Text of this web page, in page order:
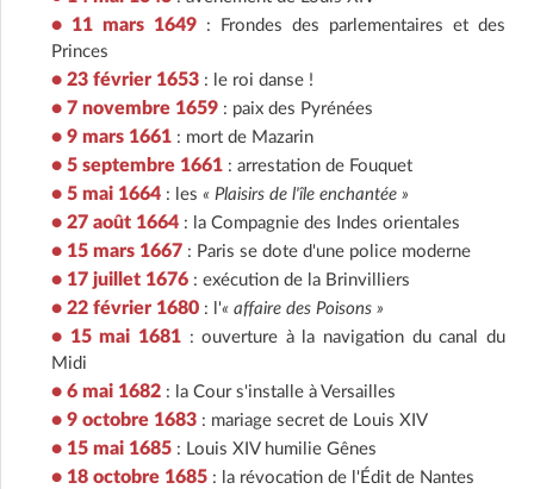
• 11 mars 1649 : Frondes des parlementaires et des
Princes
• 23 février 1653 : le roi danse !
• 7 novembre 1659 : paix des Pyrénées
• 9 mars 1661 : mort de Mazarin
• 5 septembre 1661 : arrestation de Fouquet
• 5 mai 1664 : les « Plaisirs de l'île enchantée »
• 27 août 1664 : la Compagnie des Indes orientales
• 15 mars 1667 : Paris se dote d'une police moderne
• 17 juillet 1676 : exécution de la Brinvilliers
• 22 février 1680 : l'« affaire des Poisons »
• 15 mai 1681: ouverture à la navigation du canal du
Midi
• 6 mai 1682 : la Cour s'installe à Versailles
• 9 octobre 1683 : mariage secret de Louis XIV
• 15 mai 1685 : Louis XIV humilie Gênes
• 18 octobre 1685 : la révocation de l'Édit de Nantes